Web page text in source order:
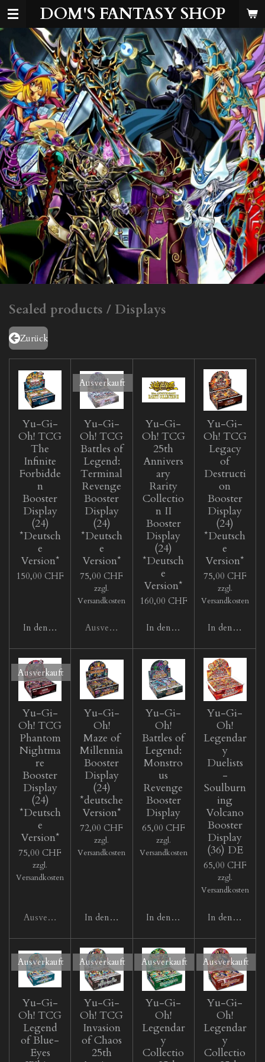
Zum
springen
DOM'S FANTASY SHOP
Sealed products / Displays
Zurück
Yu-Gi-
Oh! TCG
The
Infinite
Forbidde
n
Booster
Display
(24)
*Deutsch
e
Version*
150,00 CHF
In den Warenkorb
Ausverkauft
Yu-Gi-
Oh! TCG
Battles of
Legend:
Terminal
Revenge
Booster
Display
(24)
*Deutsch
e
Version*
75,00 CHF
zzgl.
Versandkosten
Ausverkauft
Yu-Gi-
Oh! TCG
25th
Annivers
ary
Rarity
Collectio
n II
Booster
Display
(24)
*Deutsch
e
Version*
160,00 CHF
In den Warenkorb
Yu-Gi-
Oh! TCG
Legacy
of
Destructi
on
Booster
Display
(24)
*Deutsch
e
Version*
75,00 CHF
zzgl.
Versandkosten
In den
Ausverkauft
Yu-Gi-
Oh! TCG
Phantom
Nightma
re
Booster
Display
(24)
*Deutsch
e
Version*
75,00 CHF
zzgl.
Versandkosten
Ausverkauft
Yu-Gi-
Oh!
Maze of
Millennia
Booster
Display
(24)
*deutsche
Version*
72,00 CHF
zzgl.
Versandkosten
In den Warenkorb
Yu-Gi-
Oh!
Battles of
Legend:
Monstro
us
Revenge
Booster
Display
65,00 CHF
zzgl.
Versandkosten
In den Warenkorb
Yu-Gi-
Oh!
Legendar
y
Duelists
-
Soulburn
ing
Volcano
Booster
Display
(36) DE
65,00 CHF
zzgl.
Versandkosten
In den
Ausverkauft
Yu-Gi-
Oh! TCG
Legend
of Blue-
Eyes
Ausverkauft
Yu-Gi-
Oh! TCG
Invasion
of Chaos
25th
Ausverkauft
Yu-Gi-
Oh!
Legendar
y
Collectio
Ausverkauft
Yu-Gi-
Oh!
Legendar
y
Collectio